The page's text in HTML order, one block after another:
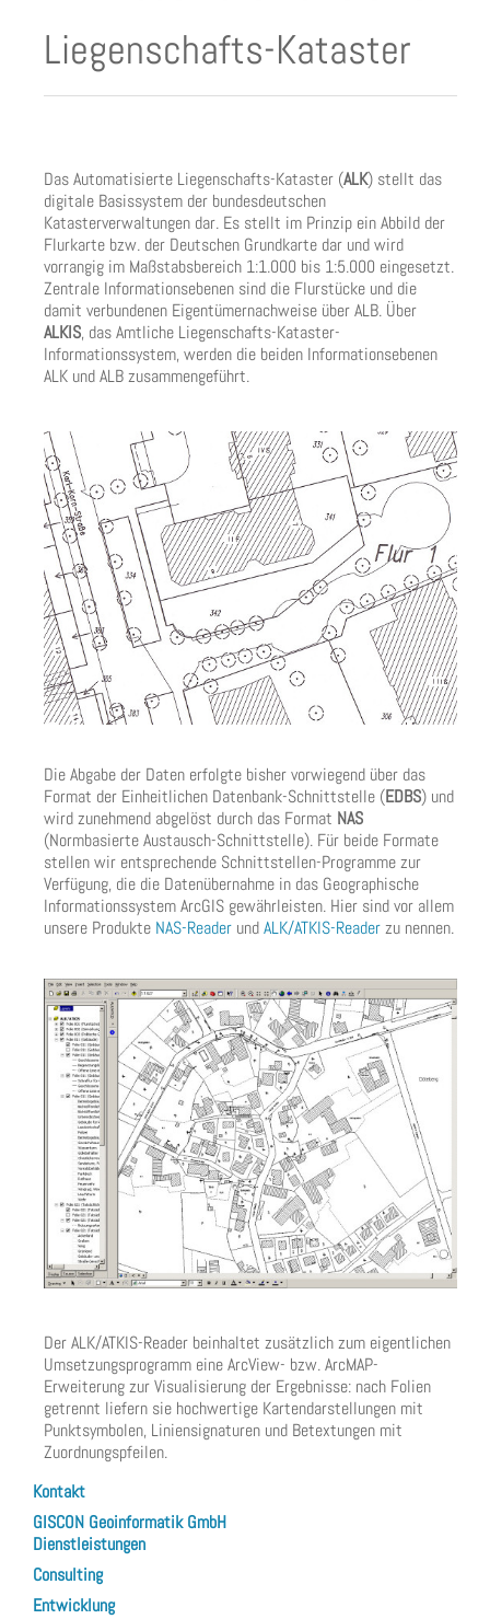
Liegenschafts-Kataster
Das Automatisierte Liegenschafts-Kataster (ALK) stellt das
digitale Basissystem der bundesdeutschen
Katasterverwaltungen dar. Es stellt im Prinzip ein Abbild der
Flurkarte bzw. der Deutschen Grundkarte dar und wird
vorrangig im Maßstabsbereich 1:1.000 bis 1:5.000 eingesetzt.
Zentrale Informationsebenen sind die Flurstücke und die
damit verbundenen Eigentümernachweise über ALB. Über
ALKIS, das Amtliche Liegenschafts-Kataster-
Informationssystem, werden die beiden Informationsebenen
ALK und ALB zusammengeführt.
Die Abgabe der Daten erfolgte bisher vorwiegend über das
Format der Einheitlichen Datenbank-Schnittstelle (EDBS) und
wird zunehmend abgelöst durch das Format NAS
(Normbasierte Austausch-Schnittstelle). Für beide Formate
stellen wir entsprechende Schnittstellen-Programme zur
Verfügung, die die Datenübernahme in das Geographische
Informationssystem ArcGIS gewährleisten. Hier sind vor allem
unsere Produkte NAS-Reader undALK/ATKIS-Readerzu nennen.
Der ALK/ATKIS-Reader beinhaltet zusätzlich zum eigentlichen
Umsetzungsprogramm eine ArcView- bzw. ArcMAP-
Erweiterung zur Visualisierung der Ergebnisse: nach Folien
getrennt liefern sie hochwertige Kartendarstellungen mit
Punktsymbolen, Liniensignaturen und Betextungen mit
Zuordnungspfeilen.
Kontakt
GISCON Geoinformatik GmbH
Dienstleistungen
Consulting
Entwicklung